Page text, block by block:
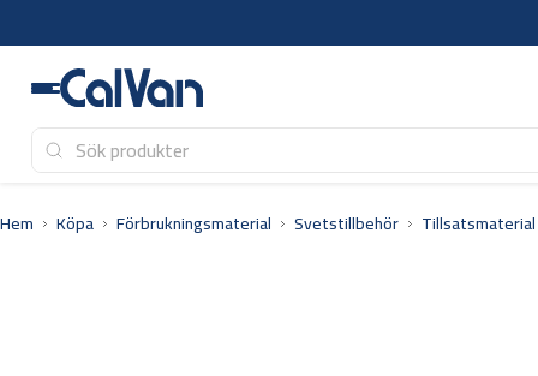
till
Hem Köpa Förbrukningsmaterial Svetstillbehör Tillsatsmaterial